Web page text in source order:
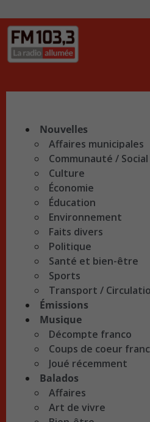
Nouvelles
Affaires municipales
Communauté / Social
Culture
Économie
Éducation
Environnement
Faits divers
Politique
Santé et bien-être
Sports
Transport /
Émissions
Musique
Décompte franco
Coups de coeur
Joué récemment
Balados
Affaires
Art de vivre